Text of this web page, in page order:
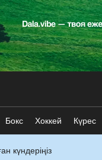
Бокс Хоккей Күрес
күндеріңіз